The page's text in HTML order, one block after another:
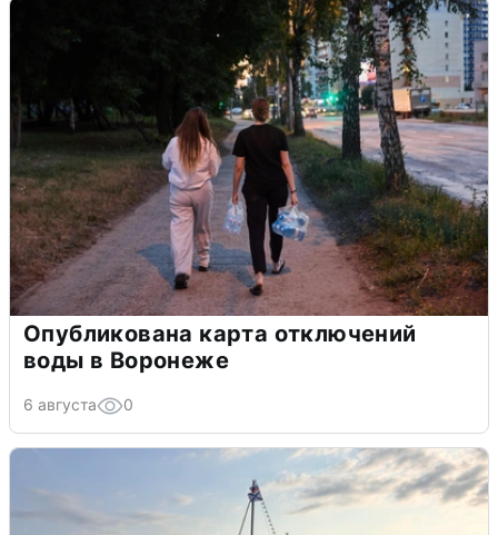
Опубликована карта отключений
воды в Воронеже
6 августа 0